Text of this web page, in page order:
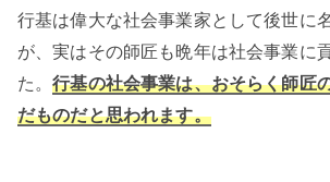
行基は偉大な社会事業家として後世に
が、実はその師匠も晩年は社会事業に
た。行基の社会事業は、おそらく師匠
だものだと思われます。